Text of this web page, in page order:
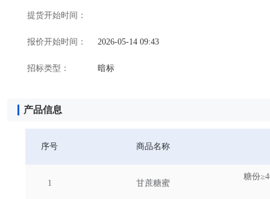
提货开始时间：
报价开始时间： 2026-05-14 09:43
招标类型： 暗标
产品信息
序号 商品名称
1 甘蔗糖蜜
糖份